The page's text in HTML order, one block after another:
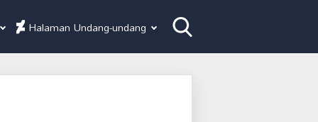
Halaman Undang-undang